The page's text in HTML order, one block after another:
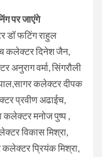
पर जाएंगे
डॉ फटिंग राहुल
कलेक्टर दिनेश जैन,
वर्मा, सिंगरौली
कलेक्टर दीपक
प्रवीण अढाईच,
कलेक्टर मनोज पुष्प ,
विकास मिश्रा,
कलेक्टर प्रियंक मिश्रा,